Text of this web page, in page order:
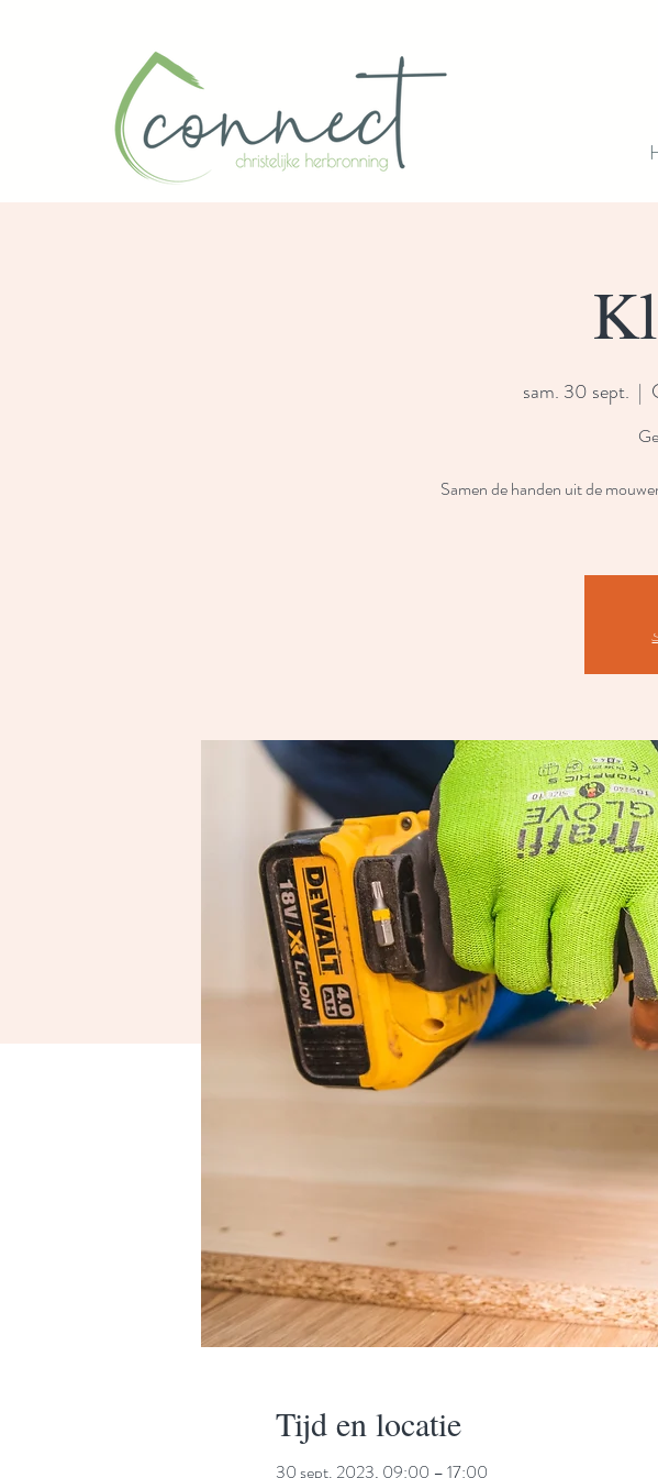
sam. 30 sept.
  |
Samen de handen uit de
Tijd en locatie
30 sept. 2023, 09:00 – 17:00